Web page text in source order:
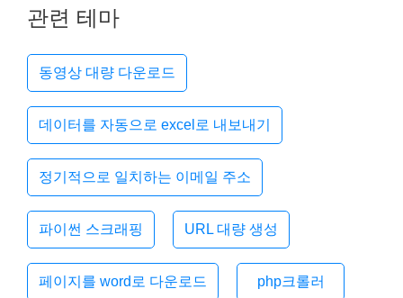
관련 테마
동영상 대량 다운로드
데이터를 자동으로 excel로 내보내기
정기적으로 일치하는 이메일 주소
파이썬 스크래핑 URL 대량 생성
페이지를 word로 다운로드 php크롤러